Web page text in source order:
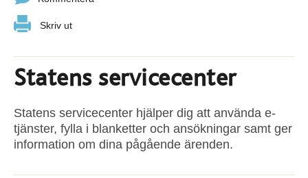
Skriv ut
Statens servicecenter
Statens servicecenter hjälper dig att använda e-
tjänster, fylla i blanketter och ansökningar samt ger
information om dina pågående ärenden.